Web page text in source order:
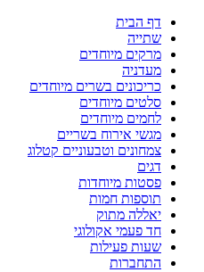
דף הבית
שתייה
מרקים מיוחדים
מעדניה
כריכונים בשרים מיוחדים
סלטים מיוחדים
לחמים מיוחדים
מגשי אירוח בשריים
צמחונים וטבעוניים קטלוג
דגים
פסטות מיוחדות
תוספות חמות
יאללה מתוק
חד פעמי אקולוגי
שעות פעילות
התחברות